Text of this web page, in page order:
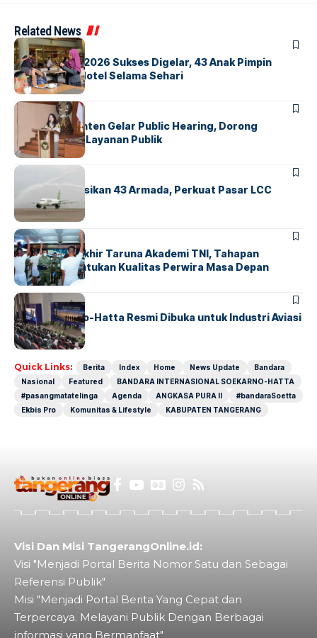
Related News
BERITAINDEX
GM For A Day 2026 Sukses Digelar, 43 Anak Pimpin
Operasional Hotel Selama Sehari
BANDARA BERITA
Karantina Banten Gelar Public Hearing, Dorong
Transparansi Layanan Publik
BANDARA
Citilink Operasikan 43 Armada, Perkuat Pasar LCC
Nasional
BERITA
Sidang Pantukhir Taruna Akademi TNI, Tahapan
Strategis Tentukan Kualitas Perwira Masa Depan
BANDARA BERITA
IALC Soekarno-Hatta Resmi Dibuka untuk Industri Aviasi
Dunia
Quick Links: Berita Index Home News Update
Bandara
Nasional
Featured
BANDARA INTERNASIONAL SOEKARNO-HATTA
#pasangmatatelinga
Agenda ANGKASA PURA II
#bandaraSoetta
Ekbis Pro
Komunitas & Lifestyle KABUPATEN TANGERANG
Visi Dan Misi TangerangOnline.id:
Visi "Menjadi Portal Berita Nomor Satu dan Sebagai
Referensi Publik"
Misi "Menjadi Portal Berita Yang Cepat dan
Terpercaya. Melayani Publik Dengan Berbagai
informasi yang Bermanfaat"